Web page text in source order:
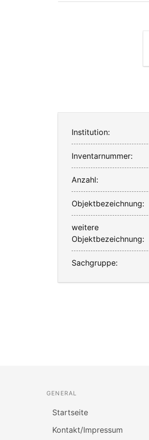
Institution:
Inventarnummer:
Anzahl:
Objektbezeichnung:
weitere
Objektbezeichnung:
Sachgruppe:
GENERAL
Startseite
Kontakt/Impressum